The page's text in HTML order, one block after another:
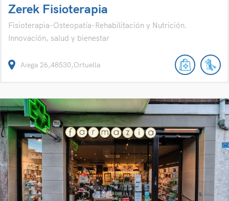
Zerek Fisioterapia
Fisioterapia-Osteopatía-Rehabilitación y Nutrición.
Innovación, salud y bienestar
Aiega 26,48530,Ortuella